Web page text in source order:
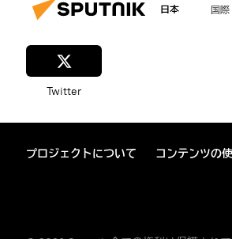
日本 国際
Twitter
プロジェクトについて コンテンツの